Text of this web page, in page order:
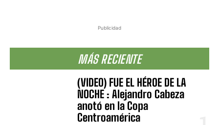
Publicidad
MÁS RECIENTE
(VIDEO) FUE EL HÉROE DE LA
NOCHE : Alejandro Cabeza
anotó en la Copa
Centroamérica